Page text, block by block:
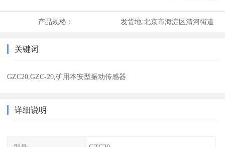
产品规格： 发货地:北京市海淀区清河街道
关键词
GZC20,GZC-20,矿用本安型振动传感器
详细说明